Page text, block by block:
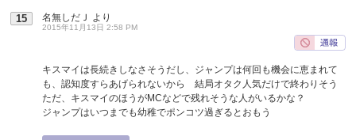
15 名無しだＪ より
2015年11月13日 2:58 PM
キスマイは長続きしなさそうだし、ジャンプは何回も機会に恵まれて
も、認知度すらあげられないから 結局オタク人気だけで終わりそう
ただ、キスマイのほうがMCなどで残れそうな人がいるかな？
ジャンプはいつまでも幼稚でポンコツ過ぎるとおもう